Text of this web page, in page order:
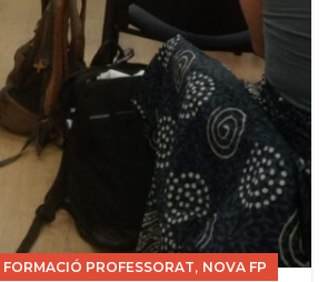
FORMACIÓ PROFESSORAT, NOVA FP